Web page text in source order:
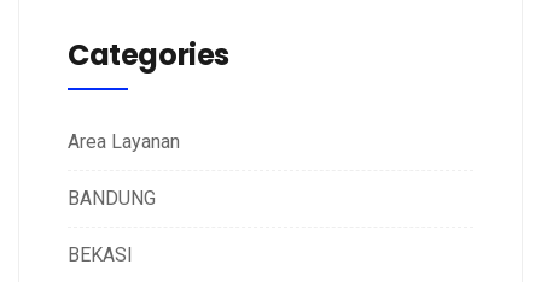
Categories
Area Layanan
BANDUNG
BEKASI